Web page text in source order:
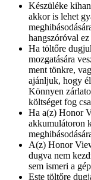
Készüléke
akkor is lehet
hangszóróval
Ha töltőre
mozgatására
ment tönkre,
ajánljuk, hogy
Könnyen
költséget fog
Ha a(z) Honor
akkumulátoron
A(z) Honor
dugva nem
sem ismeri a
Este töltőre